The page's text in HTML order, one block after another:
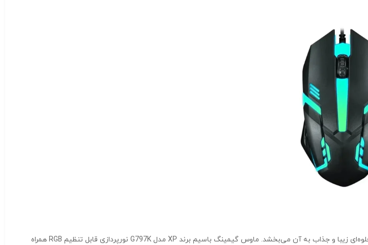
گیمینگ باسیم برند XP مدل G797K، نورپردازی RGB است که جلوه‌ای زیبا و جذاب به آن می‌بخشد. ماوس گیمینگ باسیم برند XP مدل G797K نورپردازی قابل تنظیم RGB همراه